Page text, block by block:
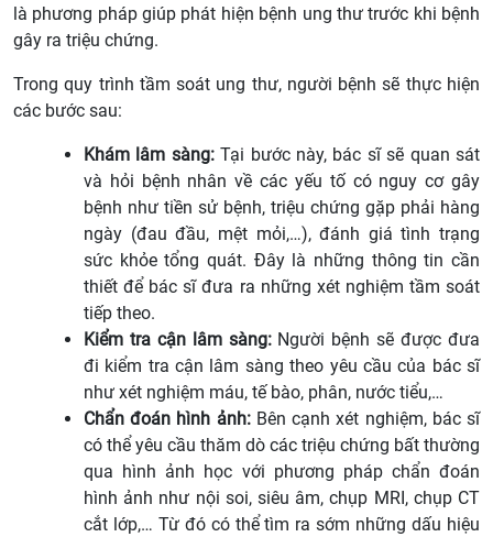
là phương pháp giúp phát hiện bệnh ung thư trước khi bệnh
gây ra triệu chứng.
Trong quy trình tầm soát ung thư, người bệnh sẽ thực hiện
các bước sau:
Khám lâm sàng:Tại bước này, bác sĩ sẽ quan sát
và hỏi bệnh nhân về các yếu tố có nguy cơ gây
bệnh như tiền sử bệnh, triệu chứng gặp phải hàng
ngày (đau đầu, mệt mỏi,…), đánh giá tình trạng
sức khỏe tổng quát. Đây là những thông tin cần
thiết để bác sĩ đưa ra những xét nghiệm tầm soát
tiếp theo.
Kiểm tra cận lâm sàng: Người bệnh sẽ được đưa
đi kiểm tra cận lâm sàng theo yêu cầu của bác sĩ
như xét nghiệm máu, tế bào, phân, nước tiểu,…
Chẩn đoán hình ảnh:Bên cạnh xét nghiệm, bác sĩ
có thể yêu cầu thăm dò các triệu chứng bất thường
qua hình ảnh học với phương pháp chẩn đoán
hình ảnh như nội soi, siêu âm, chụp MRI, chụp CT
cắt lớp,… Từ đó có thể tìm ra sớm những dấu hiệu